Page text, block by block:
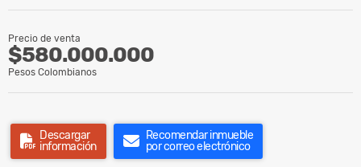
Precio de venta
$580.000.000
Pesos Colombianos
Descargar
información
Recomendar inmueble
por correo electrónico